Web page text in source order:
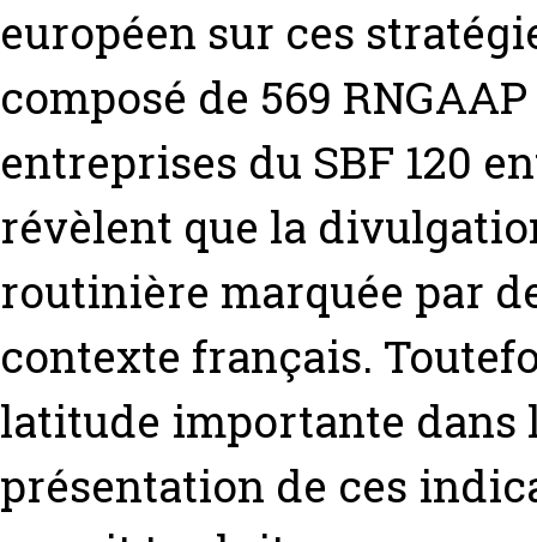
européen sur ces
composé de 569
entreprises du SBF 120
révèlent que la
routinière marquée par
contexte français.
latitude importante dans
présentation de ces